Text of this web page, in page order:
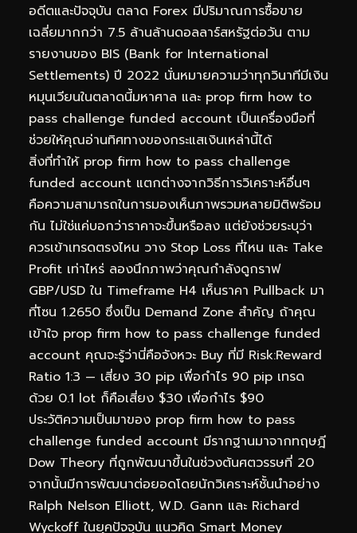
อดีตและปัจจุบัน ตลาด Forex มีปริมาณการซื้อขาย
เฉลี่ยมากกว่า 7.5 ล้านล้านดอลลาร์สหรัฐต่อวัน ตาม
รายงานของ BIS (Bank for International
Settlements) ปี 2022 นั่นหมายความว่าทุกวินาทีมีเงิน
หมุนเวียนในตลาดนี้มหาศาล และ prop firm how to
pass challenge funded account เป็นเครื่องมือที่
ช่วยให้คุณอ่านทิศทางของกระแสเงินเหล่านี้ได้
สิ่งที่ทำให้ prop firm how to pass challenge
funded account แตกต่างจากวิธีการวิเคราะห์อื่นๆ
คือความสามารถในการมองเห็นภาพรวมหลายมิติพร้อม
กัน ไม่ใช่แค่บอกว่าราคาจะขึ้นหรือลง แต่ยังช่วยระบุว่า
ควรเข้าเทรดตรงไหน วาง Stop Loss ที่ไหน และ Take
Profit เท่าไหร่ ลองนึกภาพว่าคุณกำลังดูกราฟ
GBP/USD ใน Timeframe H4 เห็นราคา Pullback มา
ที่โซน 1.2650 ซึ่งเป็น Demand Zone สำคัญ ถ้าคุณ
เข้าใจ prop firm how to pass challenge funded
account คุณจะรู้ว่านี่คือจังหวะ Buy ที่มี Risk:Reward
Ratio 1:3 — เสี่ยง 30 pip เพื่อกำไร 90 pip เทรด
ด้วย 0.1 lot ก็คือเสี่ยง $30 เพื่อกำไร $90
ประวัติความเป็นมาของ prop firm how to pass
challenge funded account มีรากฐานมาจากทฤษฎี
Dow Theory ที่ถูกพัฒนาขึ้นในช่วงต้นศตวรรษที่ 20
จากนั้นมีการพัฒนาต่อยอดโดยนักวิเคราะห์ชั้นนำอย่าง
Ralph Nelson Elliott, W.D. Gann และ Richard
Wyckoff ในยุคปัจจุบัน แนวคิด Smart Money